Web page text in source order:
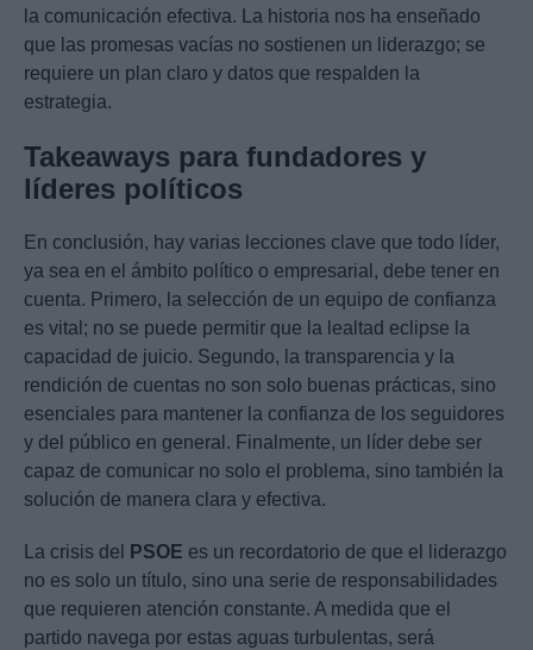
la comunicación efectiva. La historia nos ha enseñado
que las promesas vacías no sostienen un liderazgo; se
requiere un plan claro y datos que respalden la
estrategia.
Takeaways para fundadores y
líderes políticos
En conclusión, hay varias lecciones clave que todo líder,
ya sea en el ámbito político o empresarial, debe tener en
cuenta. Primero, la selección de un equipo de confianza
es vital; no se puede permitir que la lealtad eclipse la
capacidad de juicio. Segundo, la transparencia y la
rendición de cuentas no son solo buenas prácticas, sino
esenciales para mantener la confianza de los seguidores
y del público en general. Finalmente, un líder debe ser
capaz de comunicar no solo el problema, sino también la
solución de manera clara y efectiva.
La crisis del PSOE es un recordatorio de que el liderazgo
no es solo un título, sino una serie de responsabilidades
que requieren atención constante. A medida que el
partido navega por estas aguas turbulentas, será